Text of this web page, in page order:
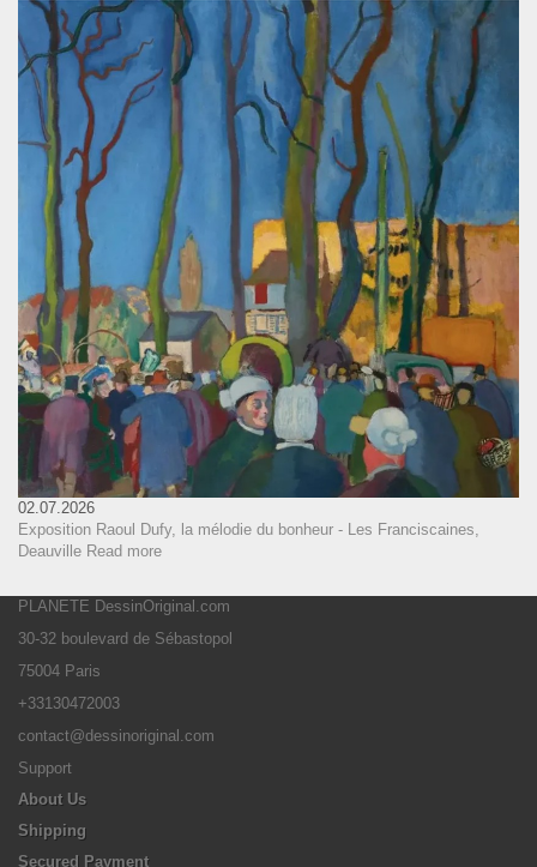
02.07.2026
Exposition Raoul Dufy, la mélodie du bonheur - Les Franciscaines,
Deauville Read more
PLANETE DessinOriginal.com
30-32 boulevard de Sébastopol
75004 Paris
+33130472003
contact@dessinoriginal.com
Support
About Us
Shipping
Secured Payment